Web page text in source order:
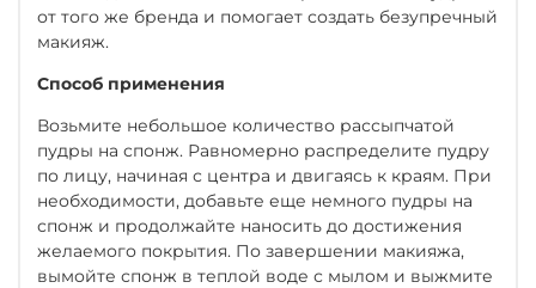
от того же бренда и помогает создать безупречный
макияж.
Способ применения
Возьмите небольшое количество рассыпчатой
пудры на спонж. Равномерно распределите пудру
по лицу, начиная с центра и двигаясь к краям. При
необходимости, добавьте еще немного пудры на
спонж и продолжайте наносить до достижения
желаемого покрытия. По завершении макияжа,
вымойте спонж в теплой воде с мылом и выжмите